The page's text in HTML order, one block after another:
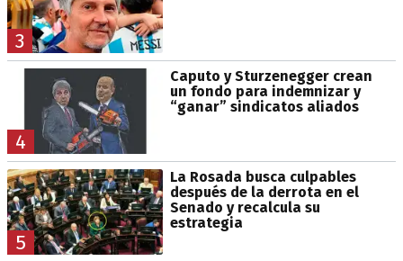
3
4
Caputo y Sturzenegger crean
un fondo para indemnizar y
“ganar” sindicatos aliados
5
La Rosada busca culpables
después de la derrota en el
Senado y recalcula su
estrategia